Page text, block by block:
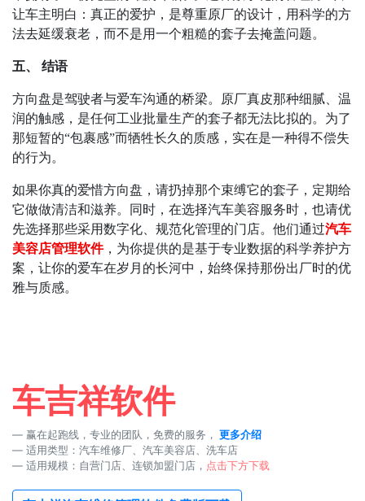
让车主明白：真正的爱护，是尊重原厂的设计，用科学的方
法去延缓衰老，而不是用一个粗糙的套子去掩盖问题。
五、 结语
方向盘是驾驶者与爱车沟通的桥梁。原厂真皮那种细腻、温
润的触感，是任何工业批量生产的套子都无法比拟的。为了
那短暂的“包裹感”而牺牲长久的质感，实在是一种得不偿失
的行为。
如果你真的爱惜方向盘，请扔掉那个束缚它的套子，定期给
它做做清洁和滋养。同时，在选择汽车美容服务时，也请优
先选择那些采用数字化、规范化管理的门店。他们通过汽车
美容店管理软件，为你提供的是基于专业数据的科学养护方
案，让你的爱车在岁月的长河中，始终保持那份出厂时的优
雅与质感。
车吉祥软件
赢在起跑线，专业的团队，免费的服务， 更多介绍
适用类型：汽车维修厂、汽车美容店、洗车店
适用规模：自营门店、连锁加盟门店， 点击下方下载